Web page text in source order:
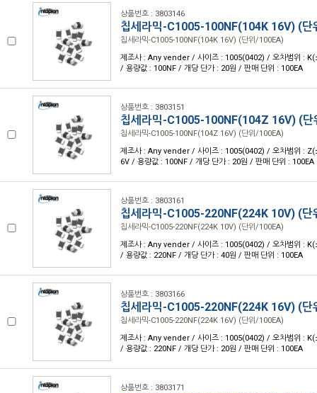
상품번호 : 3803146
칩세라믹-C1005-100NF(104K 16V) (단
칩세라믹-C1005-100NF(104K 16V) (단위/100EA)
제조사 : Any vender / 사이즈 : 1005(0402) / 오차범위 :
/ 용량값 : 100NF / 개당 단가 : 20원 / 판매 단위 : 100EA
상품번호 : 3803151
칩세라믹-C1005-100NF(104Z 16V) (
칩세라믹-C1005-100NF(104Z 16V) (단위/100EA)
제조사 : Any vender / 사이즈 : 1005(0402) / 오차범위 :
6V / 용량값 : 100NF / 개당 단가 : 20원 / 판매 단위 : 100EA
상품번호 : 3803161
칩세라믹-C1005-220NF(224K 10V) (단
칩세라믹-C1005-220NF(224K 10V) (단위/100EA)
제조사 : Any vender / 사이즈 : 1005(0402) / 오차범위 :
/ 용량값 : 220NF / 개당 단가 : 40원 / 판매 단위 : 100EA
상품번호 : 3803166
칩세라믹-C1005-220NF(224K 16V) (단
칩세라믹-C1005-220NF(224K 16V) (단위/100EA)
제조사 : Any vender / 사이즈 : 1005(0402) / 오차범위 :
/ 용량값 : 220NF / 개당 단가 : 20원 / 판매 단위 : 100EA
상품번호 : 3803171